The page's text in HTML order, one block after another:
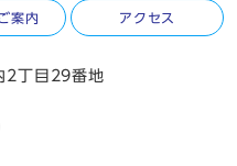
案内 アクセス
2丁目29番地